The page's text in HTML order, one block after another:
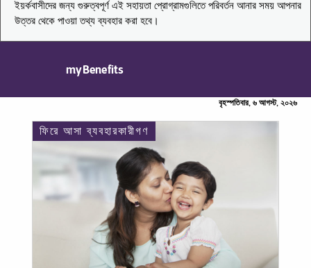
ইয়র্কবাসীদের জন্য গুরুত্বপূর্ণ এই সহায়তা প্রোগ্রামগুলিতে পরিবর্তন আনার সময় আপনার
উত্তর থেকে পাওয়া তথ্য ব্যবহার করা হবে।
myBenefits
বৃহস্পতিবার, ৬ আগস্ট, ২০২৬
ফিরে আসা ব্যবহারকারীগণ